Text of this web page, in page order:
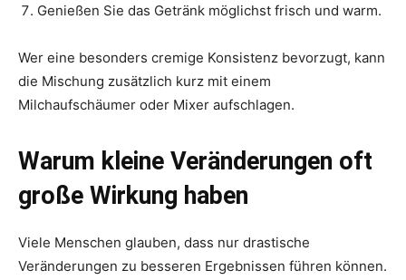
Genießen Sie das Getränk möglichst frisch und warm.
Wer eine besonders cremige Konsistenz bevorzugt, kann
die Mischung zusätzlich kurz mit einem
Milchaufschäumer oder Mixer aufschlagen.
Warum kleine Veränderungen oft
große Wirkung haben
Viele Menschen glauben, dass nur drastische
Veränderungen zu besseren Ergebnissen führen können.